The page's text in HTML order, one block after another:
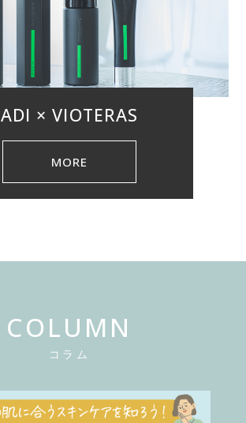
ADI × VIOTERAS
MORE
COLUMN
コラム